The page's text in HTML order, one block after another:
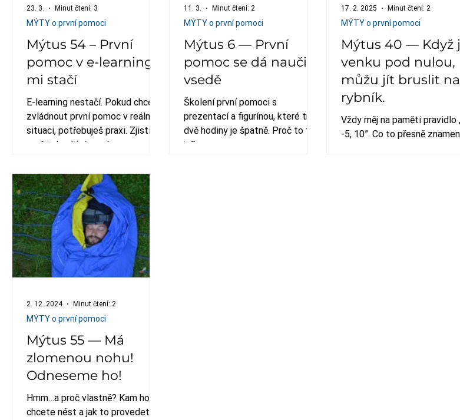
Mýtus 54 – První
pomoc v e-learning
mi stačí
E-learning nestačí. Pokud chceš
zvládnout první pomoc v reálné
situaci, potřebuješ praxi. Zjisti,
proč je kvalitní první pomoc o
pomoci, který tě opravdu
připraví.
MÝTY o první pomoci
23. 3. Minut čtení: 3
Mýtus 6 — První
pomoc se dá naučit
vsedě
Školení první pomoci s
prezentací a figurínou, které trvá
dvě hodiny je špatně. Proč to tak
je?
MÝTY o první pomoci
11. 3. Minut čtení: 2
Mýtus 40 — Když
venku pod nulou,
můžu jít bruslit na
rybník.
Vždy měj na paměti pravidlo
-5, 10”. Co to přesně
MÝTY o první pomoci
17. 2. 2025 Minut čtení: 2
Mýtus 55 — Má
zlomenou nohu!
Odneseme ho!
Hmm…a proč vlastně? Kam ho
chcete nést a jak to provedete?
MÝTY o první pomoci
2. 12. 2024 Minut čtení: 2